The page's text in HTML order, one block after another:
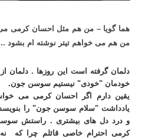
هما گویا – من هم مثل احسان کرمی
من هم می خواهم تیتر نوشته ام
دلمان گرفته است این روزها . دلمان
خودمان "خودی" نیستیم سوسن جون.
یقین دارم اگر احسان کرمی می
یادداشت "سلام سوسن جون" را
و درد دل های بیشتری . راستش
کرمی احترام خاصی قائلم چرا که